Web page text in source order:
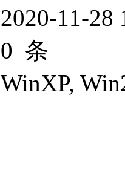
2020-11-28
0 条
WinXP,